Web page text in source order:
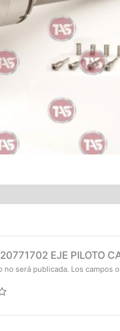
EJE PILOTO
será publicada. Los campos